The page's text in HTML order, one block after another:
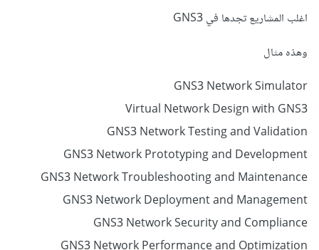
اغلب المشاريع تجدها في GNS3
وهذه مثال
GNS3 Network Simulator
Virtual Network Design with GNS3
GNS3 Network Testing and Validation
GNS3 Network Prototyping and Development
GNS3 Network Troubleshooting and Maintenance
GNS3 Network Deployment and Management
GNS3 Network Security and Compliance